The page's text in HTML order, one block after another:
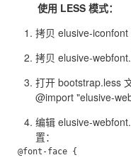
使用 LESS 模式：
拷贝 elusive-iconfont
拷贝 elusive-
打开 bootstrap.less
@import "elusive-
编辑 elusive-
置：
@font-face {